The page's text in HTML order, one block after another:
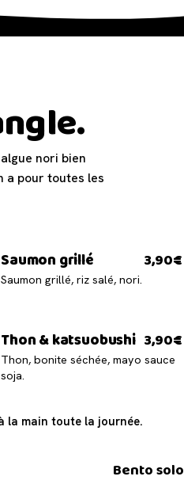
nori bien
a pour toutes les
Saumon grillé 3,90€
Saumon grillé, riz salé, nori.
Thon & katsuobushi 3,90€
Thon, bonite séchée, mayo sauce
soja.
la main toute la journée.
Bento solo